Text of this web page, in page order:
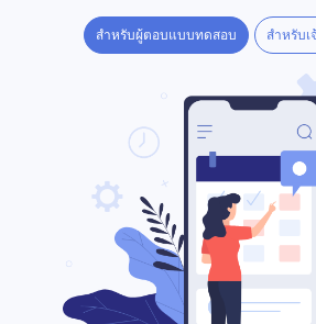
สำหรับผู้ตอบแบบทดสอบ สำหรับ